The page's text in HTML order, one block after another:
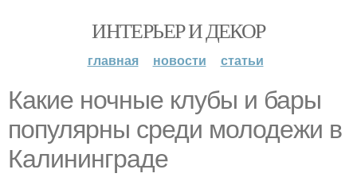
ИНТЕРЬЕР И ДЕКОР
главная новости статьи
Какие ночные клубы и бары
популярны среди молодежи в
Калининграде